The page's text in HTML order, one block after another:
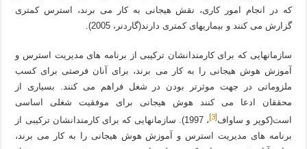
که در انجام امور کاری، نقش هیجانی به کار می برند، استرس کمتری
گزارش می کنند و بیماریهای کمتری دارند(گاردنر، 2005).
سازمانهایی که برای کارمندانشان ترکیبی از برنامه های مدیریت استرس و
آموزش هوش هیجانی را به کار می برند، برای آنان فرصتی برای کسب
ملزوماتی در جهت موثرتر بودن در شغل فراهم می کنند. بسیاری از
محققان ادعا می کنند هوش هیجانی برای موفقیت شغلی اساسی
است(کوپر و ساواف [3]
، 1997). سازمانهایی که برای کارمندانشان ترکیبی از
برنامه های مدیریت استرس و آموزش هوش هیجانی را به کار می برند،